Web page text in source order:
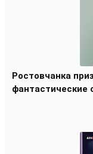
Ростовчанка
фантастические